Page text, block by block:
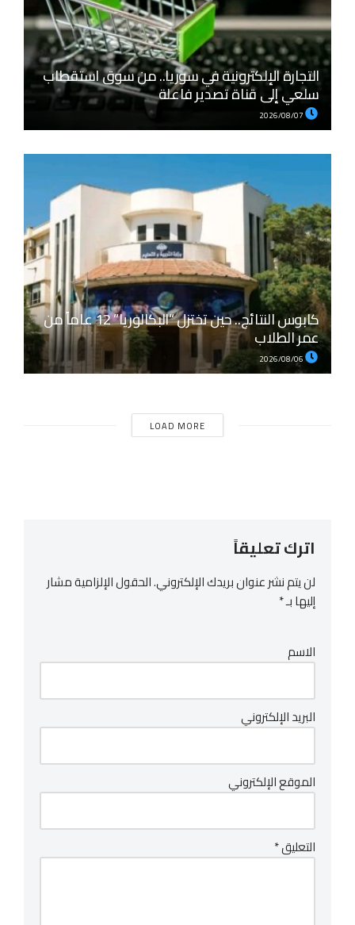
التجارة الإلكترونية في سوريا.. من سوق استقطاب
سلعي إلى قناة تصدير فاعلة
كابوس النتائج.. حين تختزل “البكالوريا” 12 عاماً من
عمر الطلاب
LOAD MORE
اترك تعليقاً
لن يتم نشر عنوان بريدك الإلكتروني.الحقول الإلزامية مشار
إليها بـ*
الاسم
البريد الإلكتروني
الموقع الإلكتروني
التعليق*